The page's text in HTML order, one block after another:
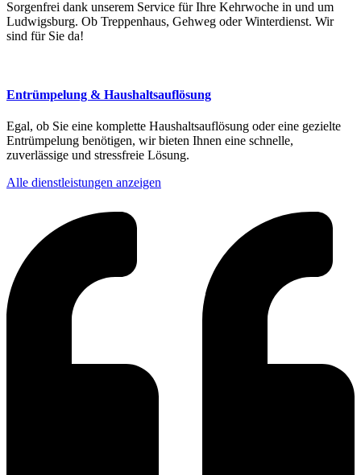
Sorgenfrei dank unserem Service für Ihre Kehrwoche in und um
Ludwigsburg. Ob Treppenhaus, Gehweg oder Winterdienst. Wir
sind für Sie da!
Entrümpelung & Haushaltsauflösung
Egal, ob Sie eine komplette Haushaltsauflösung oder eine gezielte
Entrümpelung benötigen, wir bieten Ihnen eine schnelle,
zuverlässige und stressfreie Lösung.
Alle dienstleistungen anzeigen